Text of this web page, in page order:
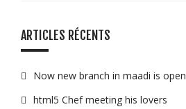
ARTICLES RÉCENTS
Now new branch in maadi is open
html5 Chef meeting his lovers